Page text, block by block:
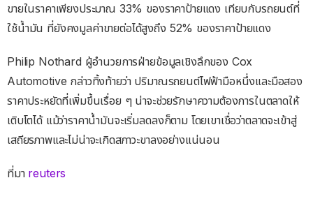
ขายในราคาเพียงประมาณ 33% ของราคาป้ายแดง เทียบกับรถยนต์ที่
ใช้น้ำมัน ที่ยังคงมูลค่าขายต่อได้สูงถึง 52% ของราคาป้ายแดง
Philip Nothard ผู้อำนวยการฝ่ายข้อมูลเชิงลึกของ Cox
Automotive กล่าวทิ้งท้ายว่า ปริมาณรถยนต์ไฟฟ้ามือหนึ่งและมือสอง
ราคาประหยัดที่เพิ่มขึ้นเรื่อย ๆ น่าจะช่วยรักษาความต้องการในตลาดให้
เติบโตได้ แม้ว่าราคาน้ำมันจะเริ่มลดลงก็ตาม โดยเขาเชื่อว่าตลาดจะเข้าสู่
เสถียรภาพและไม่น่าจะเกิดสภาวะขาลงอย่างแน่นอน
ที่มา reuters